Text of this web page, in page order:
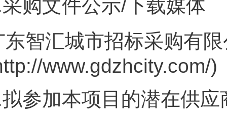
采购文件公示/下载媒体
东智汇城市招标采购有
www.gdzhcity.com/)
拟参加本项目的潜在供